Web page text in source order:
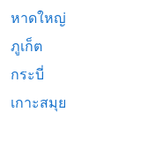
หาดใหญ่
ภูเก็ต
กระบี่
เกาะสมุย